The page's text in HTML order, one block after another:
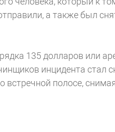
а также был
135 долларов или
инцидента стал
полосе,